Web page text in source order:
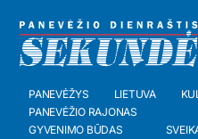
PANEVĖŽYS LIETUVA
PANEVĖŽIO RAJONAS
GYVENIMO BŪDAS